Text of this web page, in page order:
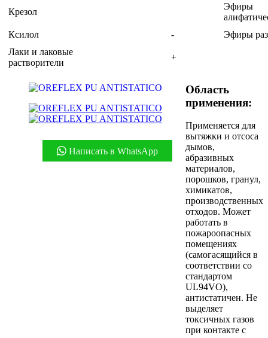
Крезол
Эфиры
Ксилол
-
Эфиры
Лаки и лаковые
растворители
+
Написать в WhatsApp
Область
применения:
Применяется для
вытяжки и отсоса
дымов,
абразивных
материалов,
порошков, гранул,
химикатов,
производственных
отходов. Может
работать в
пожароопасных
помещениях
(самогасящийся в
соответствии со
стандартом
UL94VO),
антистатичен. Не
выделяет
токсичных газов
при контакте с